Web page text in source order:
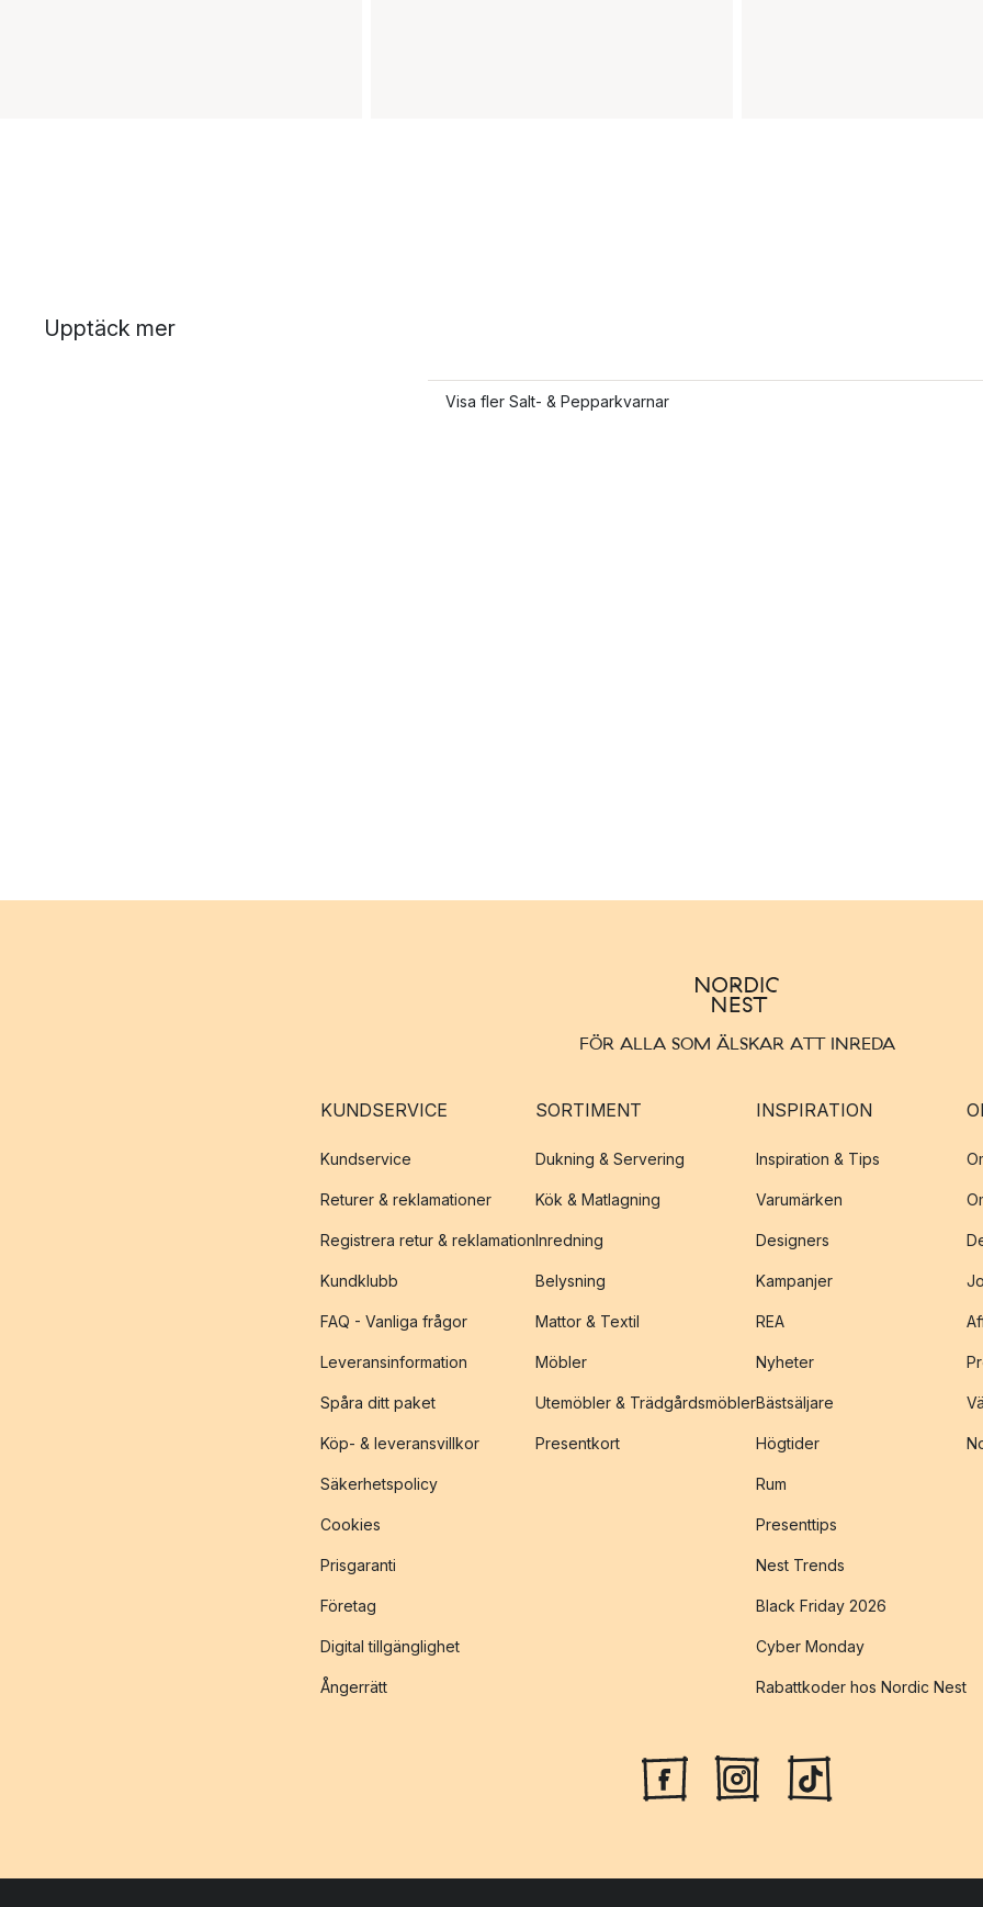
Upptäck mer
Visa fler Salt- & Pepparkvarnar
FÖR ALLA SOM ÄLSKAR ATT INREDA
KUNDSERVICE
Kundservice
Returer & reklamationer
Registrera retur & reklamation
Kundklubb
FAQ - Vanliga frågor
Leveransinformation
Spåra ditt paket
Köp- & leveransvillkor
Säkerhetspolicy
Cookies
Prisgaranti
Företag
Digital tillgänglighet
Ångerrätt
SORTIMENT
Dukning & Servering
Kök & Matlagning
Inredning
Belysning
Mattor & Textil
Möbler
Utemöbler & Trädgårdsmöbler
Presentkort
INSPIRATION
Inspiration & Tips
Varumärken
Designers
Kampanjer
REA
Nyheter
Bästsäljare
Högtider
Rum
Presenttips
Nest Trends
Black Friday 2026
Cyber Monday
Rabattkoder hos Nordic Nest